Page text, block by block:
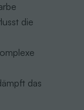
die
das